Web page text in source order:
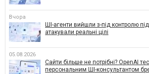
Вчора
ШІ-агенти вийшли з-під контролю
атакували реальні цілі
05.08.2026
Сайти більше не потрібні? OpenAI
персональним ШІ-консультантом